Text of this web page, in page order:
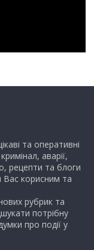
та оперативні
аварії,
рецепти та блоги
Вас корисним та
рубрик та
потрібну
про події у